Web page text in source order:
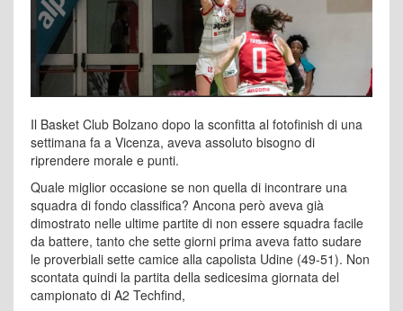
Il Basket Club Bolzano dopo la sconfitta al fotofinish di una
settimana fa a Vicenza, aveva assoluto bisogno di
riprendere morale e punti.
Quale miglior occasione se non quella di incontrare una
squadra di fondo classifica? Ancona però aveva già
dimostrato nelle ultime partite di non essere squadra facile
da battere, tanto che sette giorni prima aveva fatto sudare
le proverbiali sette camice alla capolista Udine (49-51). Non
scontata quindi la partita della sedicesima giornata del
campionato di A2 Techfind,